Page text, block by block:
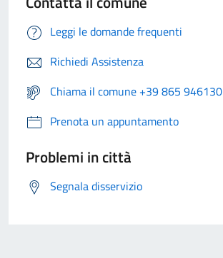
Leggi le domande frequenti
Richiedi Assistenza
Chiama il comune +39 865 946130
Prenota un appuntamento
Problemi in città
Segnala disservizio